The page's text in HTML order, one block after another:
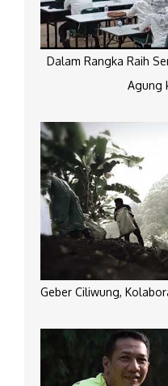
Dalam Rangka Raih
Agung
Geber Ciliwung,